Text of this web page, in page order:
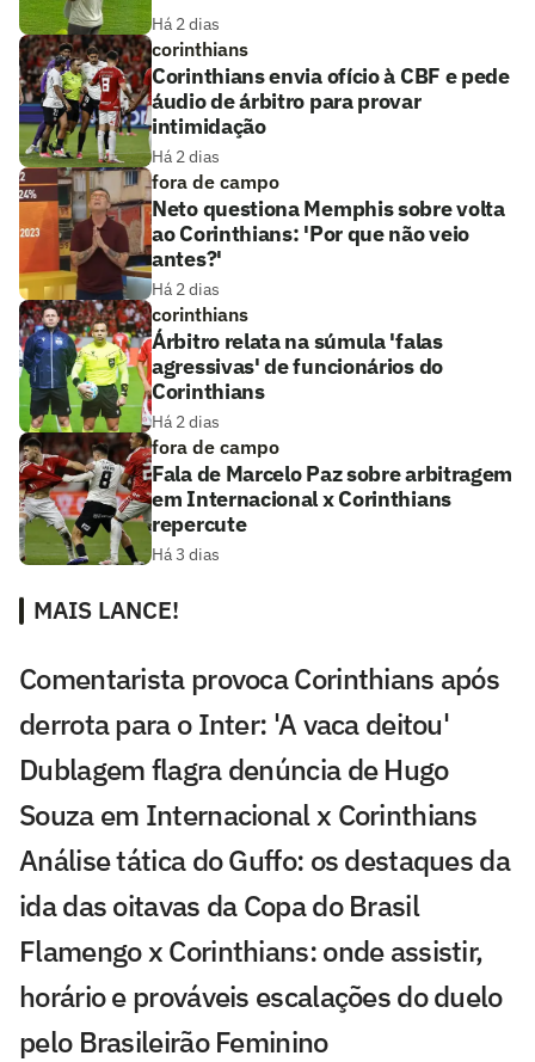
Há 2 dias
corinthians
Corinthians envia ofício à CBF e pede
áudio de árbitro para provar
intimidação
Há 2 dias
fora de campo
Neto questiona Memphis sobre volta
ao Corinthians: 'Por que não veio
antes?'
Há 2 dias
corinthians
Árbitro relata na súmula 'falas
agressivas' de funcionários do
Corinthians
Há 2 dias
fora de campo
Fala de Marcelo Paz sobre arbitragem
em Internacional x Corinthians
repercute
Há 3 dias
MAIS LANCE!
Comentarista provoca Corinthians após
derrota para o Inter: 'A vaca deitou'
Dublagem flagra denúncia de Hugo
Souza em Internacional x Corinthians
Análise tática do Guffo: os destaques da
ida das oitavas da Copa do Brasil
Flamengo x Corinthians: onde assistir,
horário e prováveis escalações do duelo
pelo Brasileirão Feminino